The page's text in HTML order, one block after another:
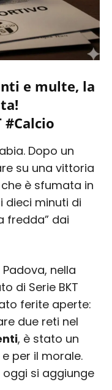
e multe, la
#Calcio
Dopo un
su una vittoria
è sfumata in
dieci minuti di
fredda” dai
nella
di Serie BKT
ferite aperte:
due reti nel
, è stato un
per il morale.
si aggiunge